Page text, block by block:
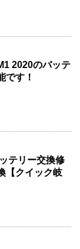
2020のバッテ
です！
テリー交換修
【クイック岐